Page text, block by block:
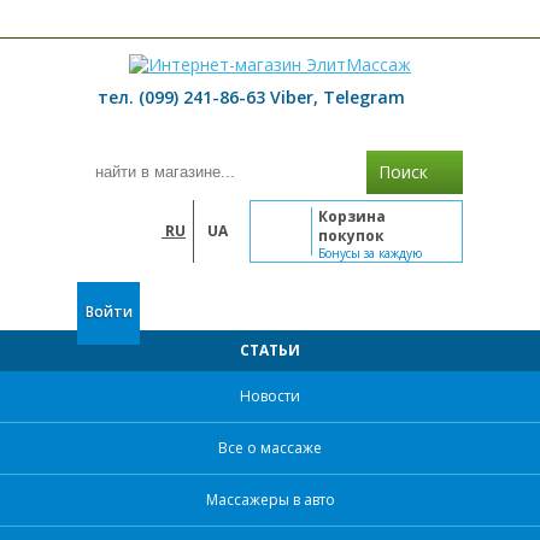
тел. (099) 241-86-63 Viber, Telegram
Поиск
RU UA
Корзина
покупок
Бонусы за каждую
покупку
Войти
СТАТЬИ
Новости
Все о массаже
Массажеры в авто